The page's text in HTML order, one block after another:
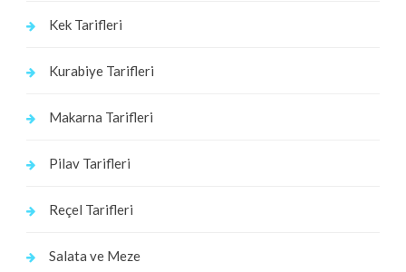
Kek Tarifleri
Kurabiye Tarifleri
Makarna Tarifleri
Pilav Tarifleri
Reçel Tarifleri
Salata ve Meze